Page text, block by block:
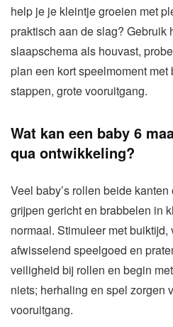
help je je kleintje groeien met
praktisch aan de slag? Gebruik
slaapschema als houvast,
plan een kort speelmoment
stappen, grote vooruitgang.
Wat kan een baby 6
qua ontwikkeling?
Veel baby’s rollen beide
grijpen gericht en brabbelen in
normaal. Stimuleer met buiktijd,
afwisselend speelgoed en
veiligheid bij rollen en begin
niets; herhaling en spel zorgen
vooruitgang.